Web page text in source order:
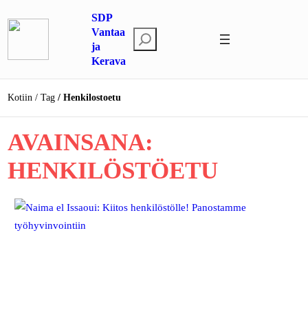
sisältöön
SDP
Vantaa
ja
Kerava
t
Kotiin Tag Henkilostoetu
AVAINSANA:
HENKILÖSTÖETU